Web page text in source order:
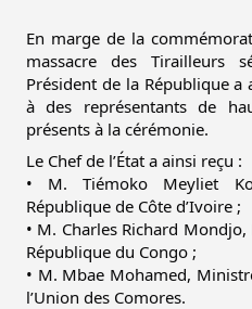
En marge de la
massacre des Tirailleurs
Président de la République a
à des représentants de
présents à la cérémonie.
Le Chef de l’État a ainsi reçu :
• M. Tiémoko Meyliet
République de Côte d’Ivoire ;
• M. Charles Richard
République du Congo ;
• M. Mbae Mohamed,
l’Union des Comores.